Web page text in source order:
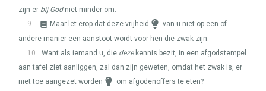
zijn er bij Godniet minder om.
9
Maar let erop dat deze vrijheid
van u niet op een of
andere manier een aanstoot wordt voor hen die zwak zijn.
10
Want als iemand u, die dezekennis bezit, in een afgodstempel
aan tafel ziet aanliggen, zal dan zijn geweten, omdat het zwak is, er
niet toe aangezet worden
om afgodenoffers te eten?